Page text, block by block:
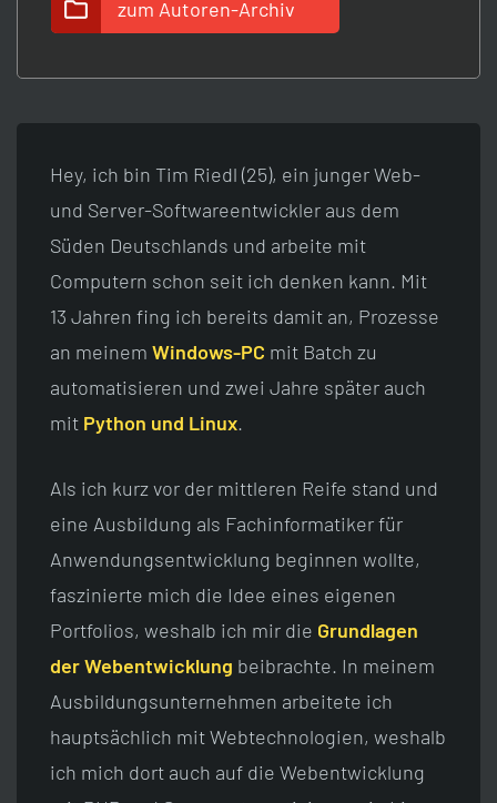
zum Autoren-Archiv
Hey, ich bin Tim Riedl (25), ein junger Web-
und Server-Softwareentwickler aus dem
Süden Deutschlands und arbeite mit
Computern schon seit ich denken kann. Mit
13 Jahren fing ich bereits damit an, Prozesse
an meinem Windows-PC mit Batch zu
automatisieren und zwei Jahre später auch
mit Python und Linux.
Als ich kurz vor der mittleren Reife stand und
eine Ausbildung als Fachinformatiker für
Anwendungsentwicklung beginnen wollte,
faszinierte mich die Idee eines eigenen
Portfolios, weshalb ich mir die Grundlagen
der Webentwicklung beibrachte. In meinem
Ausbildungsunternehmen arbeitete ich
hauptsächlich mit Webtechnologien, weshalb
ich mich dort auch auf die Webentwicklung